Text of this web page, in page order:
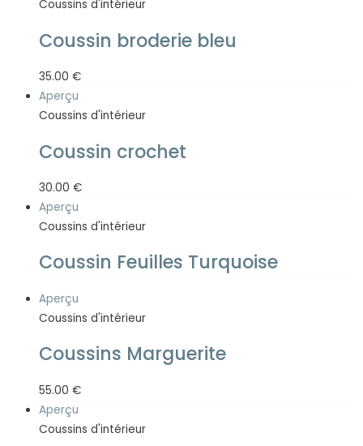
Coussins d'intérieur
Coussin broderie bleu
35.00 €
Aperçu
Coussins d'intérieur
Coussin crochet
30.00 €
Aperçu
Coussins d'intérieur
Coussin Feuilles Turquoise
Aperçu
Coussins d'intérieur
Coussins Marguerite
55.00 €
Aperçu
Coussins d'intérieur